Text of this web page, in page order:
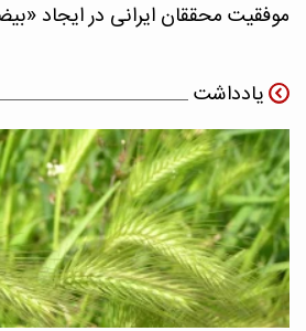
موفقیت محققان ایرانی در ایجاد
یادداشت